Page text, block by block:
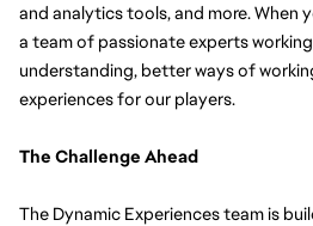
and analytics tools, and more. When
a team of passionate experts
understanding, better ways of
experiences for our players.
The Challenge Ahead
The Dynamic Experiences team is